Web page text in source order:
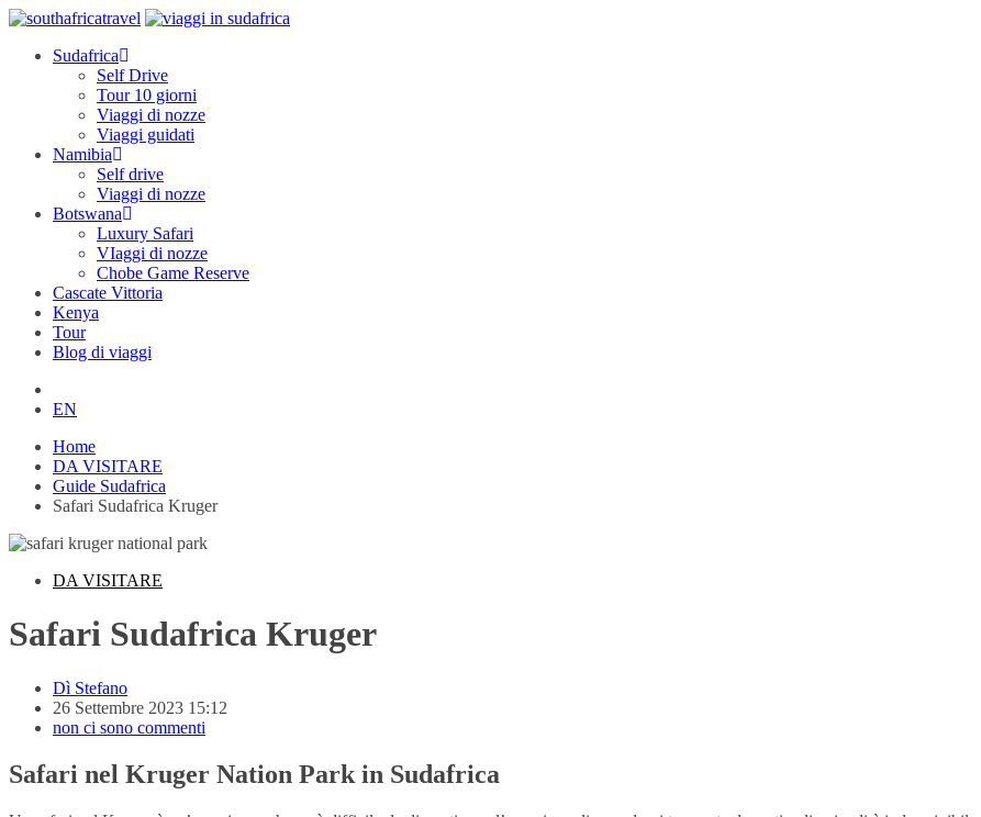
Sudafrica
Self Drive
Tour 10 giorni
Viaggi di nozze
Viaggi guidati
Namibia
Self drive
Viaggi di nozze
Botswana
Luxury Safari
VIaggi di nozze
Chobe Game Reserve
Cascate Vittoria
Kenya
Tour
Blog di viaggi
EN
Home
DA VISITARE
Guide Sudafrica
Safari Sudafrica Kruger
DA VISITARE
Safari Sudafrica Kruger
Dì Stefano
26 Settembre 2023 15:12
non ci sono commenti
Safari nel Kruger Nation Park in Sudafrica